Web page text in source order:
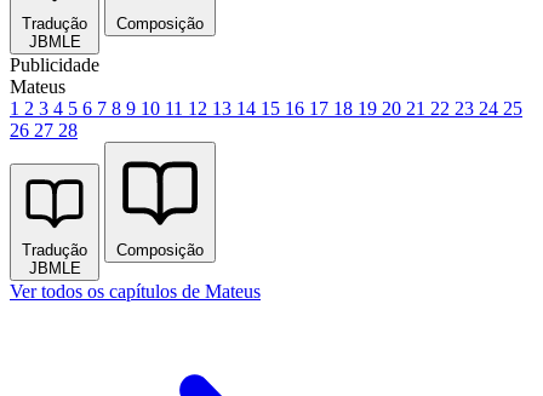
Tradução
JBMLE
Composição
Publicidade
Mateus
1 2 3 4 5 6 7 8 9 10 11 12 13 14 15 16 17 18 19 20 21 22 23 24 25
26 27 28
Tradução
JBMLE
Composição
Ver todos os capítulos de Mateus